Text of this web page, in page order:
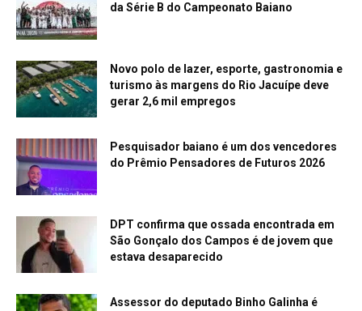
da Série B do Campeonato Baiano
Novo polo de lazer, esporte, gastronomia e
turismo às margens do Rio Jacuípe deve
gerar 2,6 mil empregos
Pesquisador baiano é um dos vencedores
do Prêmio Pensadores de Futuros 2026
DPT confirma que ossada encontrada em
São Gonçalo dos Campos é de jovem que
estava desaparecido
Assessor do deputado Binho Galinha é